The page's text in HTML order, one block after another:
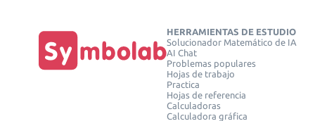
HERRAMIENTAS DE ESTUDIO
Solucionador Matemático de IA
AI Chat
Problemas populares
Hojas de trabajo
Practica
Hojas de referencia
Calculadoras
Calculadora gráfica